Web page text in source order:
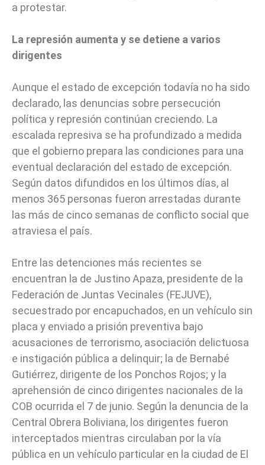
a protestar.
La represión aumenta y se detiene a varios
dirigentes
Aunque el estado de excepción todavía no ha sido
declarado, las denuncias sobre persecución
política y represión continúan creciendo. La
escalada represiva se ha profundizado a medida
que el gobierno prepara las condiciones para una
eventual declaración del estado de excepción.
Según datos difundidos en los últimos días, al
menos 365 personas fueron arrestadas durante
las más de cinco semanas de conflicto social que
atraviesa el país.
Entre las detenciones más recientes se
encuentran la de Justino Apaza, presidente de la
Federación de Juntas Vecinales (FEJUVE),
secuestrado por encapuchados, en un vehículo sin
placa y enviado a prisión preventiva bajo
acusaciones de terrorismo, asociación delictuosa
e instigación pública a delinquir; la de Bernabé
Gutiérrez, dirigente de los Ponchos Rojos; y la
aprehensión de cinco dirigentes nacionales de la
COB ocurrida el 7 de junio. Según la denuncia de la
Central Obrera Boliviana, los dirigentes fueron
interceptados mientras circulaban por la vía
pública en un vehículo particular en la ciudad de El